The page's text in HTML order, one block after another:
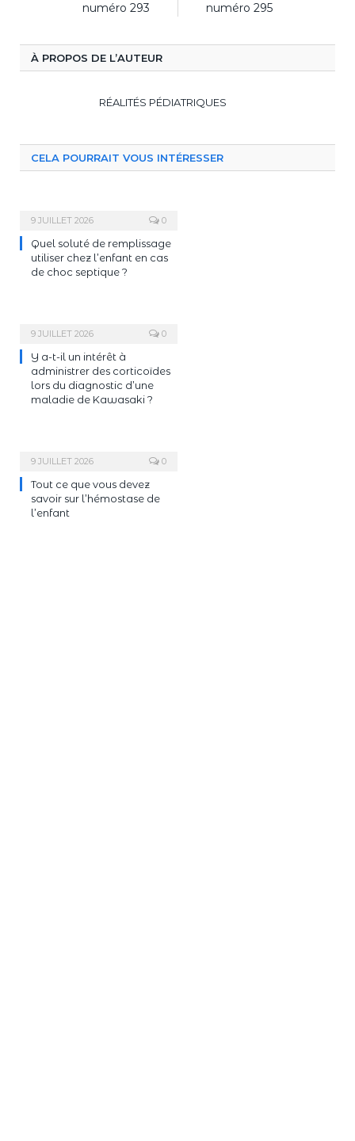
numéro 293
numéro 295
À PROPOS DE L’AUTEUR
RÉALITÉS PÉDIATRIQUES
CELA POURRAIT VOUS INTÉRESSER
9 JUILLET 2026 0
Quel soluté de remplissage
utiliser chez l’enfant en cas
de choc septique ?
9 JUILLET 2026 0
Y a-t-il un intérêt à
administrer des corticoïdes
lors du diagnostic d’une
maladie de Kawasaki ?
9 JUILLET 2026 0
Tout ce que vous devez
savoir sur l’hémostase de
l’enfant